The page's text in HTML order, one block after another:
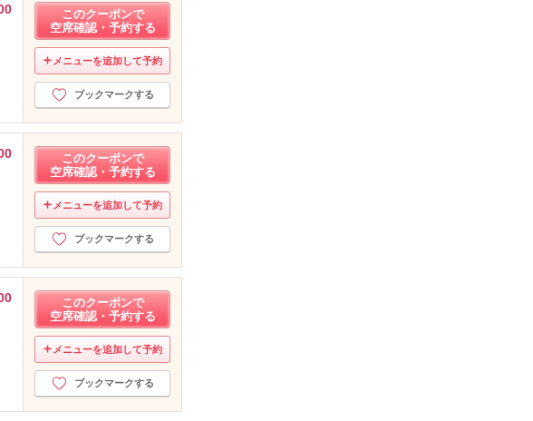
このクーポンで
空席確認・予約する
メニューを追加して予約
ブックマークする
このクーポンで
空席確認・予約する
メニューを追加して予約
ブックマークする
このクーポンで
空席確認・予約する
メニューを追加して予約
ブックマークする